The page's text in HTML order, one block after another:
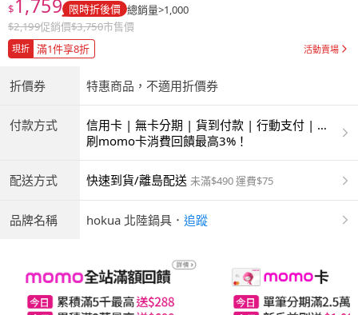
$1,759 限時折後價 總銷量>1,000
$2,199促銷價$3,750市售價
現折 滿1件享8折 活動賣場
折價券 特惠商品，不適用折價券
付款方式
信用卡 | 無卡分期 | 貨到付款 | 行動支付 | 超
商付款 | ATM | 銀聯卡
刷momo卡消費回饋最高3%！
配送方式 快速到貨/離島配送 未滿$490 運費$75
品牌名稱 hokua 北陸鍋具 ． 追蹤